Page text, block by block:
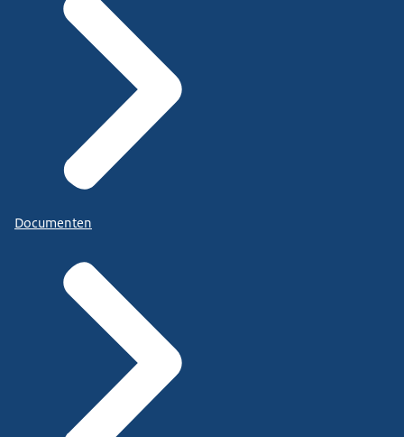
Documenten